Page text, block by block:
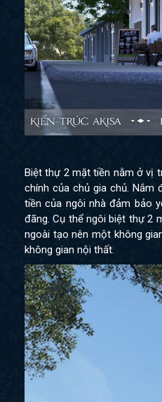
Biệt thự 2 mặt tiền nằm ở vị
chính của chủ gia chủ. Nắm
tiền của ngôi nhà đảm bảo
đãng. Cụ thể ngôi biệt thự 2
ngoài tạo nên một không
không gian nội thất.